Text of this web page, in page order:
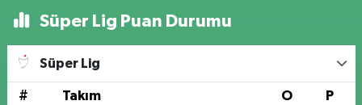
Süper Lig Puan Durumu
Süper Lig
# Takım O P